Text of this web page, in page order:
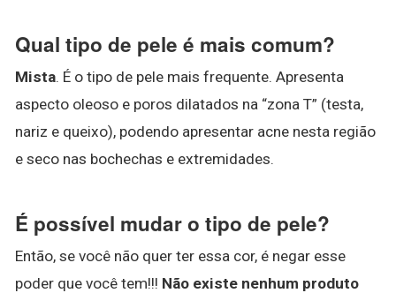
Qual tipo de pele é mais comum?
Mista. É o tipo de pele mais frequente. Apresenta
aspecto oleoso e poros dilatados na “zona T” (testa,
nariz e queixo), podendo apresentar acne nesta região
e seco nas bochechas e extremidades.
É possível mudar o tipo de pele?
Então, se você não quer ter essa cor, é negar esse
poder que você tem!!! Não existe nenhum produto